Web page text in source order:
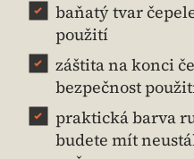
baňatý tvar
použití
záštita na konci
bezpečnost
praktická barva
budete mít